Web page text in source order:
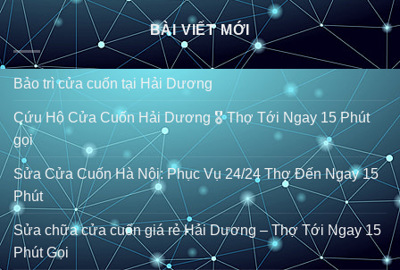
BÀI VIẾT MỚI
Bảo trì cửa cuốn tại Hải Dương
Cứu Hộ Cửa Cuốn Hải Dương 🎖️ Thợ Tới Ngay 15 Phút
gọi
Sửa Cửa Cuốn Hà Nội: Phục Vụ 24/24 Thợ Đến Ngay 15
Phút
Sửa chữa cửa cuốn giá rẻ Hải Dương – Thợ Tới Ngay 15
Phút Gọi